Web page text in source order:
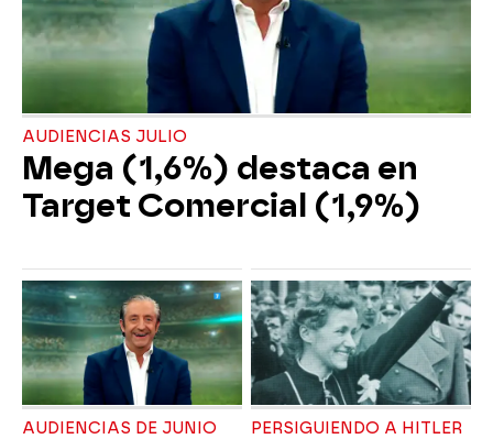
AUDIENCIAS JULIO
Mega (1,6%) destaca en
Target Comercial (1,9%)
AUDIENCIAS DE JUNIO PERSIGUIENDO A HITLER